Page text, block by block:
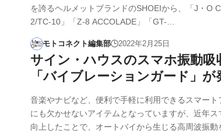
を誇るヘルメットブランドのSHOEIから、「J・O
2/TC-10」「Z-8 ACCOLADE」「GT-…
モトコネクト編集部 2022年2月25日
サイン・ハウスのスマホ振動吸
「バイブレーションガード」が
音楽やナビなど、便利で手軽に利用できるスマート
にも欠かせないアイテムとなっていますが、近年
向上したことで、オートバイから生じる高周波振